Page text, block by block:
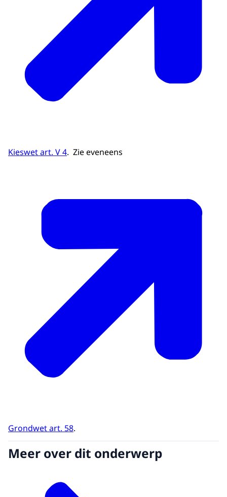
Kieswet art. V 4. Zie eveneens
Grondwet art. 58.
Meer over dit onderwerp